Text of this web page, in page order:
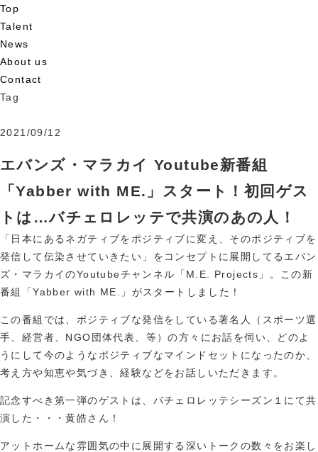
Top
Talent
News
About us
Contact
Tag
2021/09/12
エバンズ・マラカイ Youtube新番組
「Yabber with ME.」スタート！初回ゲス
トは…バチェロレッテで共演のあの人！
「日本にあるネガティブをポジティブに変え、そのポジティブを
発信して伝染させていきたい」をコンセプトに展開してるエバン
ズ・マラカイのYoutubeチャンネル「M.E. Projects」。この新
番組「Yabber with ME.」がスタートしました！
この番組では、ポジティブな発信をしている著名人（スポーツ選
手、経営者、NGO団体代表、等）の方々にお話を伺い、どのよ
うにして今のようなポジティブなマインドセットになったのか、
考え方や知恵や気づき、経験などをお話しいただきます。
記念すべき第一弾のゲストは、バチェロレッテシーズン１にて共
演した・・・黄皓さん！
アットホームな雰囲気の中に展開する深いトークの数々をお楽し